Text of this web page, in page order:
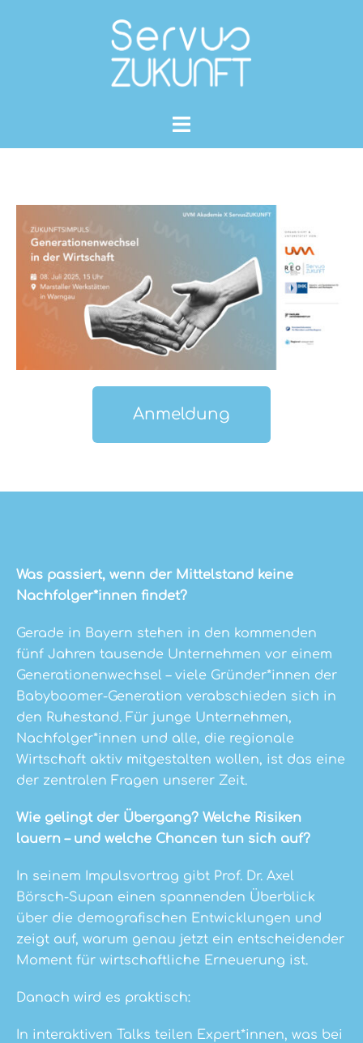
Anmeldung
Was passiert, wenn der Mittelstand keine
Nachfolger*innen findet?
Gerade in Bayern stehen in den kommenden
fünf Jahren tausende Unternehmen vor einem
Generationenwechsel – viele Gründer*innen der
Babyboomer-Generation verabschieden sich in
den Ruhestand. Für junge Unternehmen,
Nachfolger*innen und alle, die regionale
Wirtschaft aktiv mitgestalten wollen, ist das eine
der zentralen Fragen unserer Zeit.
Wie gelingt der Übergang? Welche Risiken
lauern – und welche Chancen tun sich auf?
In seinem Impulsvortrag gibt Prof. Dr. Axel
Börsch-Supan einen spannenden Überblick
über die demografischen Entwicklungen und
zeigt auf, warum genau jetzt ein entscheidender
Moment für wirtschaftliche Erneuerung ist.
Danach wird es praktisch:
In interaktiven Talks teilen Expert*innen, was bei